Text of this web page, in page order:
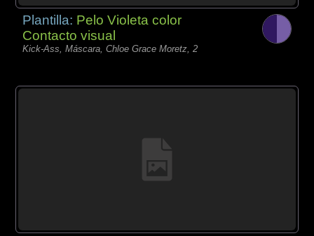
Plantilla: Pelo Violeta color
Contacto visual
Kick-Ass, Máscara, Chloe Grace Moretz, 2